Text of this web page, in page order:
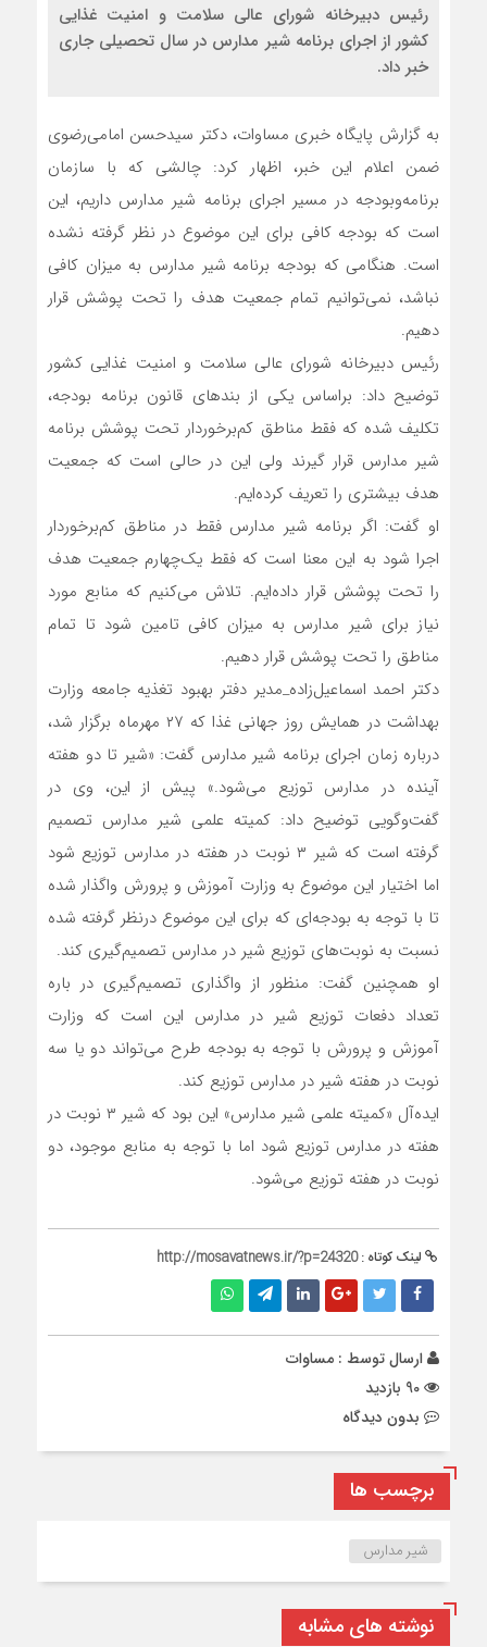
رئیس دبیرخانه شورای عالی سلامت و امنیت غذایی
کشور از اجرای برنامه شیر مدارس در سال تحصیلی جاری
خبر داد.
به گزارش پایگاه خبری مساوات، دکتر سیدحسن امامی‌رضوی
ضمن اعلام این خبر، اظهار کرد: چالشی که با سازمان
برنامه‌وبودجه در مسیر اجرای برنامه شیر مدارس داریم، این
است که بودجه کافی برای این موضوع در نظر گرفته نشده
است. هنگامی که بودجه برنامه شیر مدارس به میزان کافی
نباشد، نمی‌توانیم تمام جمعیت هدف را تحت پوشش قرار
دهیم.
رئیس دبیرخانه شورای عالی سلامت و امنیت غذایی کشور
توضیح داد: براساس یکی از بندهای قانون برنامه بودجه،
تکلیف شده که فقط مناطق کم‌برخوردار تحت پوشش برنامه
شیر مدارس قرار گیرند ولی این در حالی است که جمعیت
هدف بیشتری را تعریف کرده‌ایم.
او گفت: اگر برنامه شیر مدارس فقط در مناطق کم‌برخوردار
اجرا شود به این معنا است که فقط یک‌چهارم جمعیت هدف
را تحت پوشش قرار داده‌ایم. تلاش می‌کنیم که منابع مورد
نیاز برای شیر مدارس به میزان کافی تامین شود تا تمام
مناطق را تحت پوشش قرار دهیم.
دکتر احمد اسماعیل‌زاده_مدیر دفتر بهبود تغذیه جامعه وزارت
بهداشت در همایش روز جهانی غذا که ۲۷ مهرماه برگزار شد،
درباره زمان اجرای برنامه شیر مدارس گفت: «شیر تا دو هفته
آینده در مدارس توزیع می‌شود.» پیش از این، وی در
گفت‌وگویی توضیح داد: کمیته علمی شیر مدارس تصمیم
گرفته است که شیر ۳ نوبت در هفته در مدارس توزیع شود
اما اختیار این موضوع به وزارت آموزش و پرورش واگذار شده
تا با توجه به بودجه‌ای که برای این موضوع درنظر گرفته شده
نسبت به نوبت‌های توزیع شیر در مدارس تصمیم‌گیری کند.
او همچنین گفت: منظور از واگذاری تصمیم‌گیری در باره
تعداد دفعات توزیع شیر در مدارس این است که وزارت
آموزش و پرورش با توجه به بودجه طرح می‌تواند دو یا سه
نوبت در هفته شیر در مدارس توزیع کند.
ایده‌آل «کمیته علمی شیر مدارس» این بود که شیر ۳ نوبت در
هفته در مدارس توزیع شود اما با توجه به منابع موجود، دو
نوبت در هفته توزیع می‌شود.
لینک کوتاه :http://mosavatnews.ir/?p=24320
ارسال توسط : مساوات
بدون دیدگاه
برچسب ها
شیر مدارس
نوشته های مشابه